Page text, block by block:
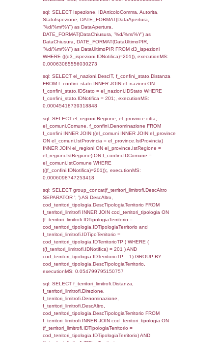
a1.CodiceUnivoco = n.CodiceUnivoco LEFT
el_comuni AS el_com ON a1.ComuneStab =
el_com.IstComune LEFT JOIN el_province
a1.ProvinciaStab = el_prov.IstProvincia
n.IDNotifica = 201;, executionMS:
sql: SELECT a1_stabilimento.*,
ComuneST, el_province.citta as
el_regioni.Regione as RegioneST,
as ComuneSL, el_province_1.citta as
el_regioni_1.Regione as RegioneSL FROM
(((((a1_stabilimento LEFT JOIN el_comuni
a1_stabilimento.ComuneStab =
LEFT JOIN el_province ON
= el_province.IstProvincia) LEFT JOIN
a1_stabilimento.RegioneStab =
LEFT JOIN el_comuni AS el_comuni_1 ON
a1_stabilimento.IstComuneSL =
LEFT JOIN el_province AS el_province_1
a1_stabilimento.IstProvinciaSL =
el_province_1.IstProvincia) LEFT JOIN
el_regioni_1 ON
el_regioni_1.IstRegione where
executionMS: 0.00068807601928711
sql: SELECT a2p.Cognome, a2p.Nome
a2_ruolipersonale a2rp INNER JOIN
a2rp.IDPersonale = a2p.IDPersonale
(((a2p.IDNotifica)=201) AND
executionMS: 0.0057179927825928